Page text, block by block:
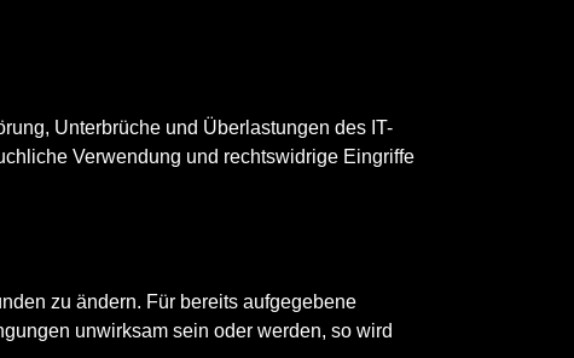
Unterbrüche und Überlastungen des IT-
Verwendung und rechtswidrige Eingriffe
zu ändern. Für bereits aufgegebene
unwirksam sein oder werden, so wird